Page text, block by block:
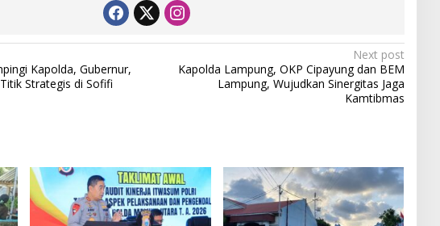
Kapolda, Gubernur,
Strategis di Sofifi
Next post
Kapolda Lampung, OKP Cipayung dan BEM
Lampung, Wujudkan Sinergitas Jaga
Kamtibmas